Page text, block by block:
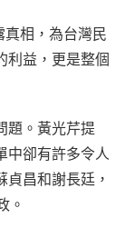
真相，為台灣民
利益，更是整個
題。黃光芹提
中卻有許多令人
昌和謝長廷，
。